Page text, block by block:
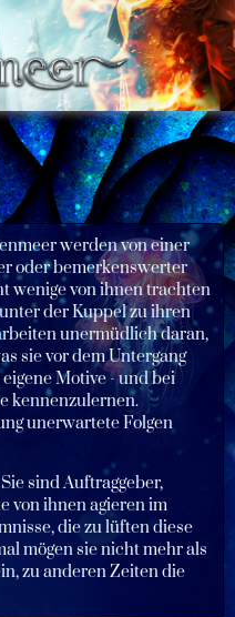
werden von einer
oder bemerkenswerter
wenige von ihnen trachten
der Kuppel zu ihren
unermüdlich daran,
sie vor dem Untergang
Motive - und bei
kennenzulernen.
unerwartete Folgen
sind Auftraggeber,
von ihnen agieren im
die zu lüften diese
mögen sie nicht mehr als
zu anderen Zeiten die